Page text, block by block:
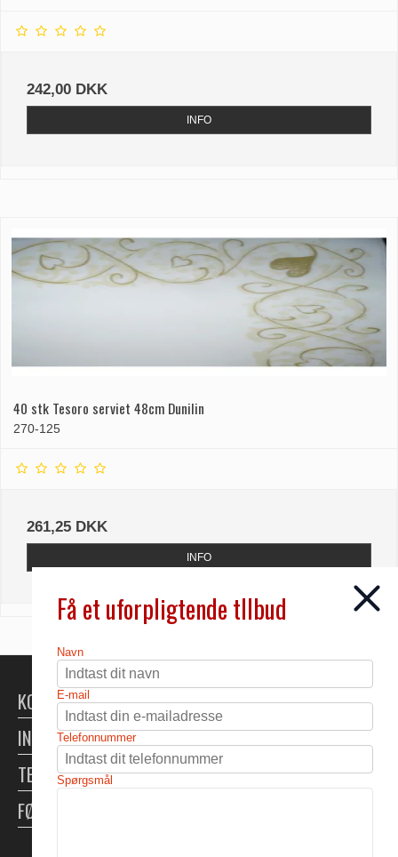
242,00 DKK
INFO
40 stk Tesoro serviet 48cm Dunilin
270-125
261,25 DKK
INFO
KONTAKT
INFORMATION
TELTUDLEJNING
FØLG OS
Få et uforpligtende tllbud
Navn
E-mail
Telefonnummer
Spørgsmål